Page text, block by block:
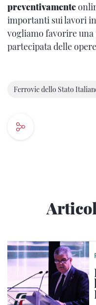
preventivamente
importanti sui lavori
vogliamo favorire
partecipata delle
Ferrovie dello Stato